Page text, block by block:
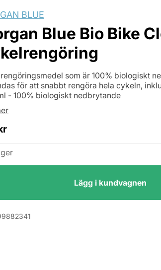
BLUE
Blue Bio Bike
som är 100% biologiskt
för att snabbt rengöra hela cykeln,
- 100% biologiskt nedbrytande
Lägg i kundvagnen